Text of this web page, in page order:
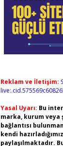
Reklam ve İletişim:
Yasal Uyarı: Bu
marka, kurum veya
bağlantısı
kendi
paylaşılmaktadır.